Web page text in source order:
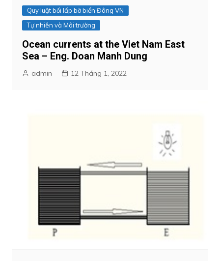
Quy luật bối lấp bờ biển Đông VN
Tự nhiên và Môi trường
Ocean currents at the Viet Nam East
Sea – Eng. Doan Manh Dung
admin 12 Tháng 1, 2022